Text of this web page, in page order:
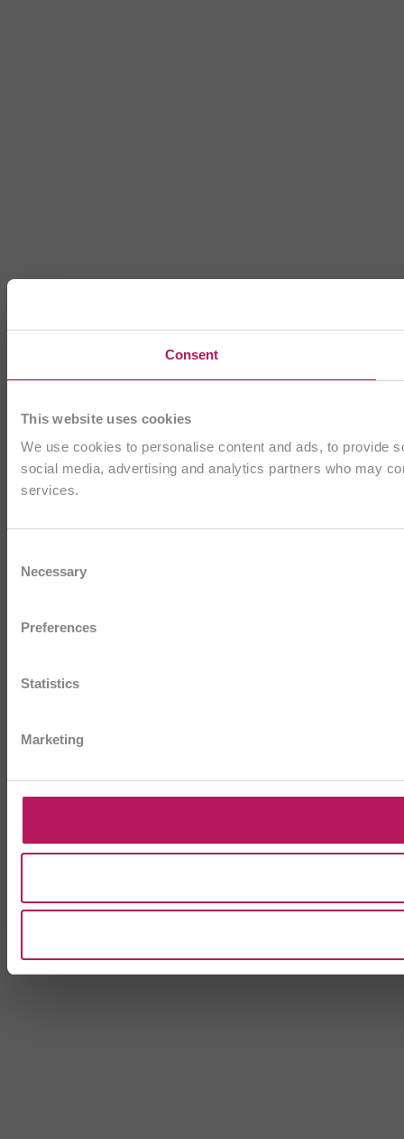
Consent
This website uses cookies
We use cookies to personalise content and ads, to provide
social media, advertising and analytics partners who may
services.
Selection
Necessary
Preferences
Statistics
Marketing